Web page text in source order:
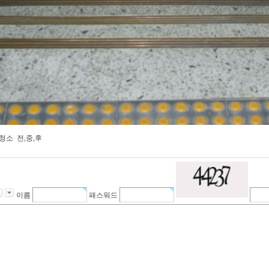
소 전,중,후
이름 패스워드